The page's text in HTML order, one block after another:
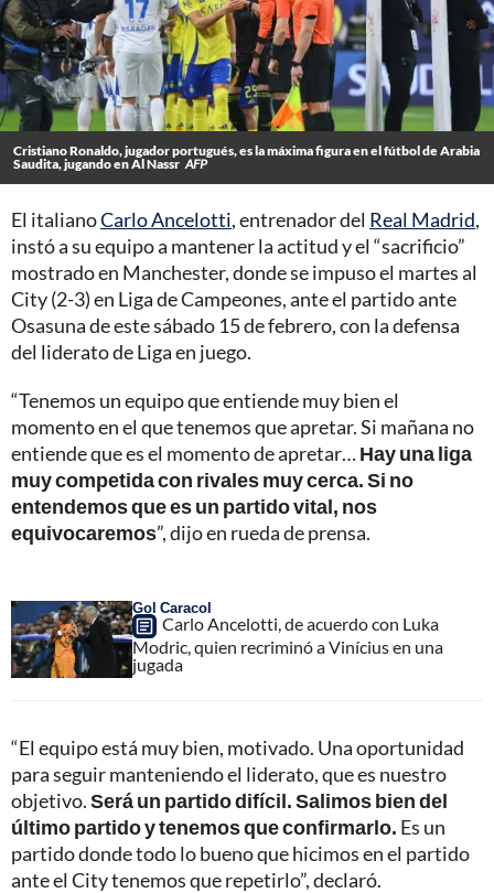
Cristiano Ronaldo, jugador portugués, es la máxima figura en el fútbol de Arabia
Saudita, jugando en Al Nassr AFP
El italianoCarlo Ancelotti, entrenador del Real Madrid,
instó a su equipo a mantener la actitud y el “sacrificio”
mostrado en Manchester, donde se impuso el martes al
City (2-3) en Liga de Campeones, ante el partido ante
Osasuna de este sábado 15 de febrero, con la defensa
del liderato de Liga en juego.
“Tenemos un equipo que entiende muy bien el
momento en el que tenemos que apretar. Si mañana no
entiende que es el momento de apretar…Hay una liga
muy competida con rivales muy cerca. Si no
entendemos que es un partido vital, nos
equivocaremos”, dijo en rueda de prensa.
Gol Caracol
Carlo Ancelotti, de acuerdo con Luka
Modric, quien recriminó a Vinícius en una
jugada
“El equipo está muy bien, motivado. Una oportunidad
para seguir manteniendo el liderato, que es nuestro
objetivo.Será un partido difícil. Salimos bien del
último partido y tenemos que confirmarlo. Es un
partido donde todo lo bueno que hicimos en el partido
ante el City tenemos que repetirlo”, declaró.